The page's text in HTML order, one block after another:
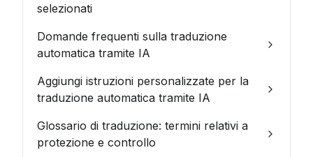
selezionati
Domande frequenti sulla traduzione
automatica tramite IA
Aggiungi istruzioni personalizzate per la
traduzione automatica tramite IA
Glossario di traduzione: termini relativi a
protezione e controllo